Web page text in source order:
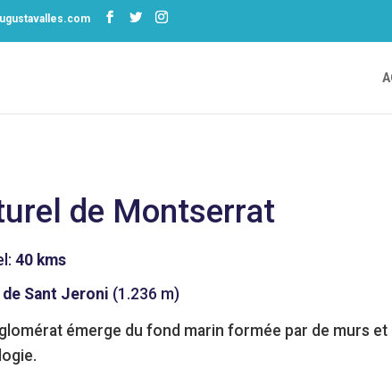
de Montserrat
40 kms
Sant Jeroni (1.236 m)
émerge du fond marin formée par de murs